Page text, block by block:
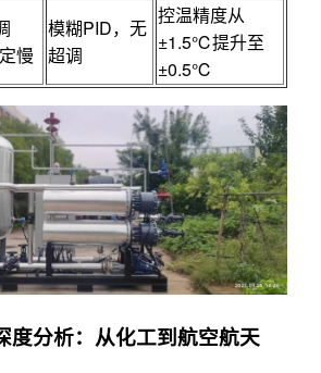
慢
模糊PID，无
超调
控温精度从
±1.5℃提升至
±0.5℃
度分析：从化工到航空航天